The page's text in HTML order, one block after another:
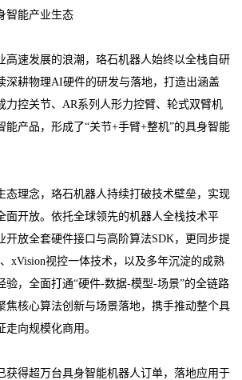
能产业生态
速发展的浪潮，珞石机器人始终以全栈自研
深耕物理AI硬件的研发与落地，打造出涵盖
力控关节、AR系列人形力控臂、轮式双臂机
能产品，形成了“关节+手臂+整机”的具身智能
理念，珞石机器人持续打破技术壁垒，实现
面开放。依托全球领先的机器人全栈技术平
开放全套硬件接口与高阶算法SDK，更同步提
xVision视控一体技术，以及多年沉淀的成熟
验，全面打通“硬件-数据-模型-场景”的全链路
焦核心算法创新与场景落地，携手推动整个具
向规模化商用。
得超万台具身智能机器人订单，落地应用于